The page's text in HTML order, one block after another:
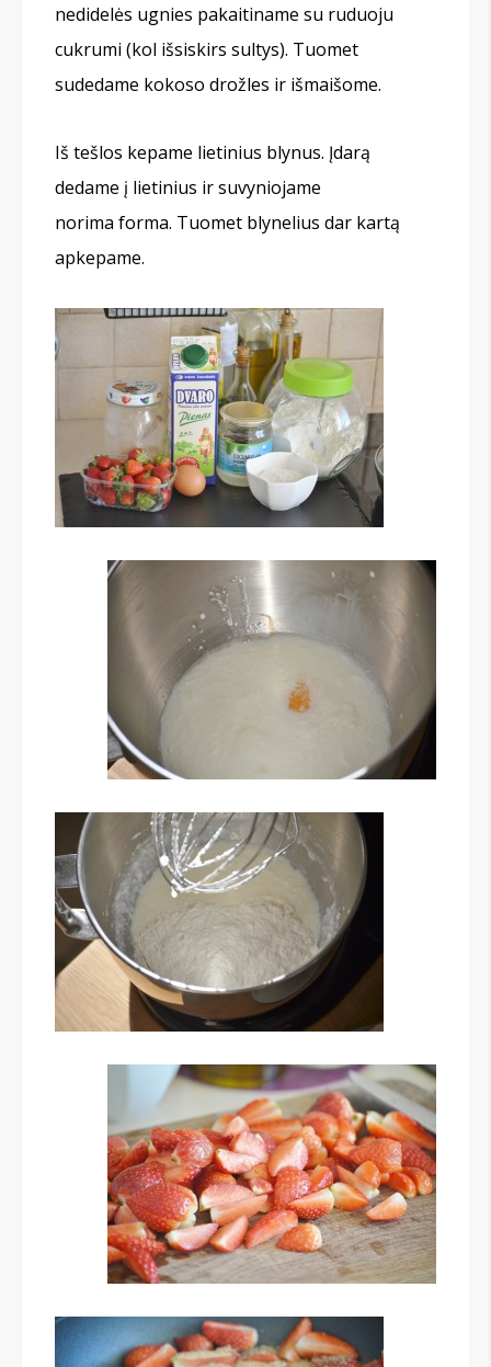
nedidelės ugnies pakaitiname su ruduoju
cukrumi (kol išsiskirs sultys). Tuomet
sudedame kokoso drožles ir išmaišome.
Iš tešlos kepame lietinius blynus. Įdarą
dedame į lietinius ir suvyniojame
norima forma. Tuomet blynelius dar kartą
apkepame.